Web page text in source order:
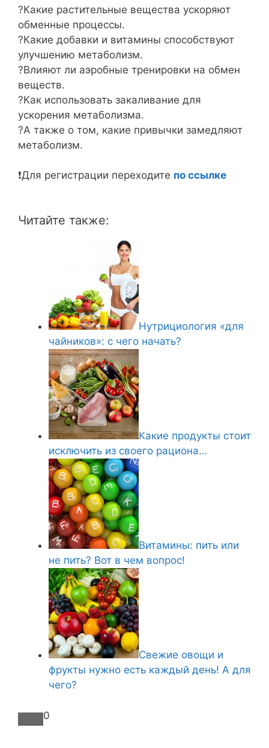
?Какие растительные вещества ускоряют
обменные процессы.⁣⁣⠀
?Какие добавки и витамины способствуют
улучшению метаболизм.⁣⁣⠀
?Влияют ли аэробные тренировки на обмен
веществ.⁣⁣⠀
?Как использовать закаливание для
ускорения метаболизма.⁣⁣⠀
?А также о том, какие привычки замедляют
метаболизм.⁣⁣⠀
❗️Для регистрации переходите по ссылке
Читайте также:
Нутрициология «для
чайников»: с чего начать?
Какие продукты стоит
исключить из своего рациона…
Витамины: пить или
не пить? Вот в чем вопрос!
Свежие овощи и
фрукты нужно есть каждый день! А для
чего?
0